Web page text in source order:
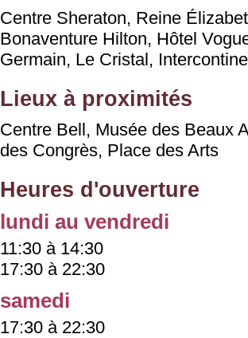
Centre Sheraton, Reine
Bonaventure Hilton, Hôtel
Germain, Le Cristal,
Lieux à proximités
Centre Bell, Musée des Beaux
des Congrès, Place des Arts
Heures d'ouverture
lundi au vendredi
11:30 à 14:30
17:30 à 22:30
samedi
17:30 à 22:30